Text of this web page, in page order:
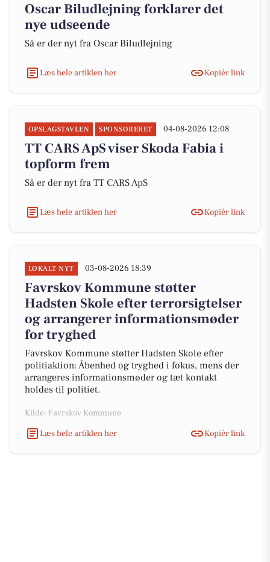
Oscar Biludlejning forklarer det
nye udseende
Så er der nyt fra Oscar Biludlejning
Læs hele artiklen her Kopiér link
OPSLAGSTAVLEN SPONSORERET 04-08-2026 12:08
TT CARS ApS viser Skoda Fabia i
topform frem
Så er der nyt fra TT CARS ApS
Læs hele artiklen her Kopiér link
LOKALT NYT 03-08-2026 18:39
Favrskov Kommune støtter
Hadsten Skole efter terrorsigtelser
og arrangerer informationsmøder
for tryghed
Favrskov Kommune støtter Hadsten Skole efter
politiaktion: Åbenhed og tryghed i fokus, mens der
arrangeres informationsmøder og tæt kontakt
holdes til politiet.
Kilde: Favrskov Kommune
Læs hele artiklen her
Kopiér link